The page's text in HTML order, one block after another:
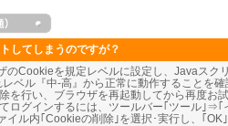
してしまうのですが？
のCookieを規定レベルに設定し、Javaスク
ベル『中-高』から正常に動作することを
を行い、ブラウザを再起動してから再度お
ログインするには、ツールバー｢ツール｣⇒
イル内｢Cookieの削除｣を選択･実行し、｢